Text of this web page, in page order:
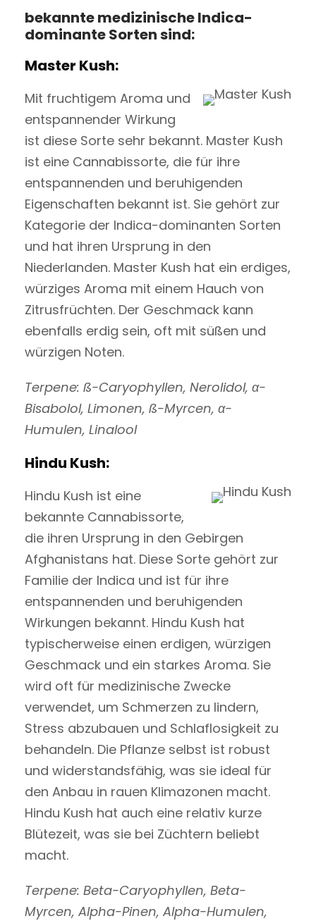
bekannte medizinische Indica-
dominante Sorten sind:
Master Kush:
Mit fruchtigem Aroma und
entspannender Wirkung
ist diese Sorte sehr bekannt. Master Kush
ist eine Cannabissorte, die für ihre
entspannenden und beruhigenden
Eigenschaften bekannt ist. Sie gehört zur
Kategorie der Indica-dominanten Sorten
und hat ihren Ursprung in den
Niederlanden. Master Kush hat ein erdiges,
würziges Aroma mit einem Hauch von
Zitrusfrüchten. Der Geschmack kann
ebenfalls erdig sein, oft mit süßen und
würzigen Noten.
Terpene: ß-Caryophyllen, Nerolidol, α-
Bisabolol, Limonen, ß-Myrcen, α-
Humulen, Linalool
Hindu Kush:
Hindu Kush ist eine
bekannte Cannabissorte,
die ihren Ursprung in den Gebirgen
Afghanistans hat. Diese Sorte gehört zur
Familie der Indica und ist für ihre
entspannenden und beruhigenden
Wirkungen bekannt. Hindu Kush hat
typischerweise einen erdigen, würzigen
Geschmack und ein starkes Aroma. Sie
wird oft für medizinische Zwecke
verwendet, um Schmerzen zu lindern,
Stress abzubauen und Schlaflosigkeit zu
behandeln. Die Pflanze selbst ist robust
und widerstandsfähig, was sie ideal für
den Anbau in rauen Klimazonen macht.
Hindu Kush hat auch eine relativ kurze
Blütezeit, was sie bei Züchtern beliebt
macht.
Terpene: Beta-Caryophyllen, Beta-
Myrcen, Alpha-Pinen, Alpha-Humulen,